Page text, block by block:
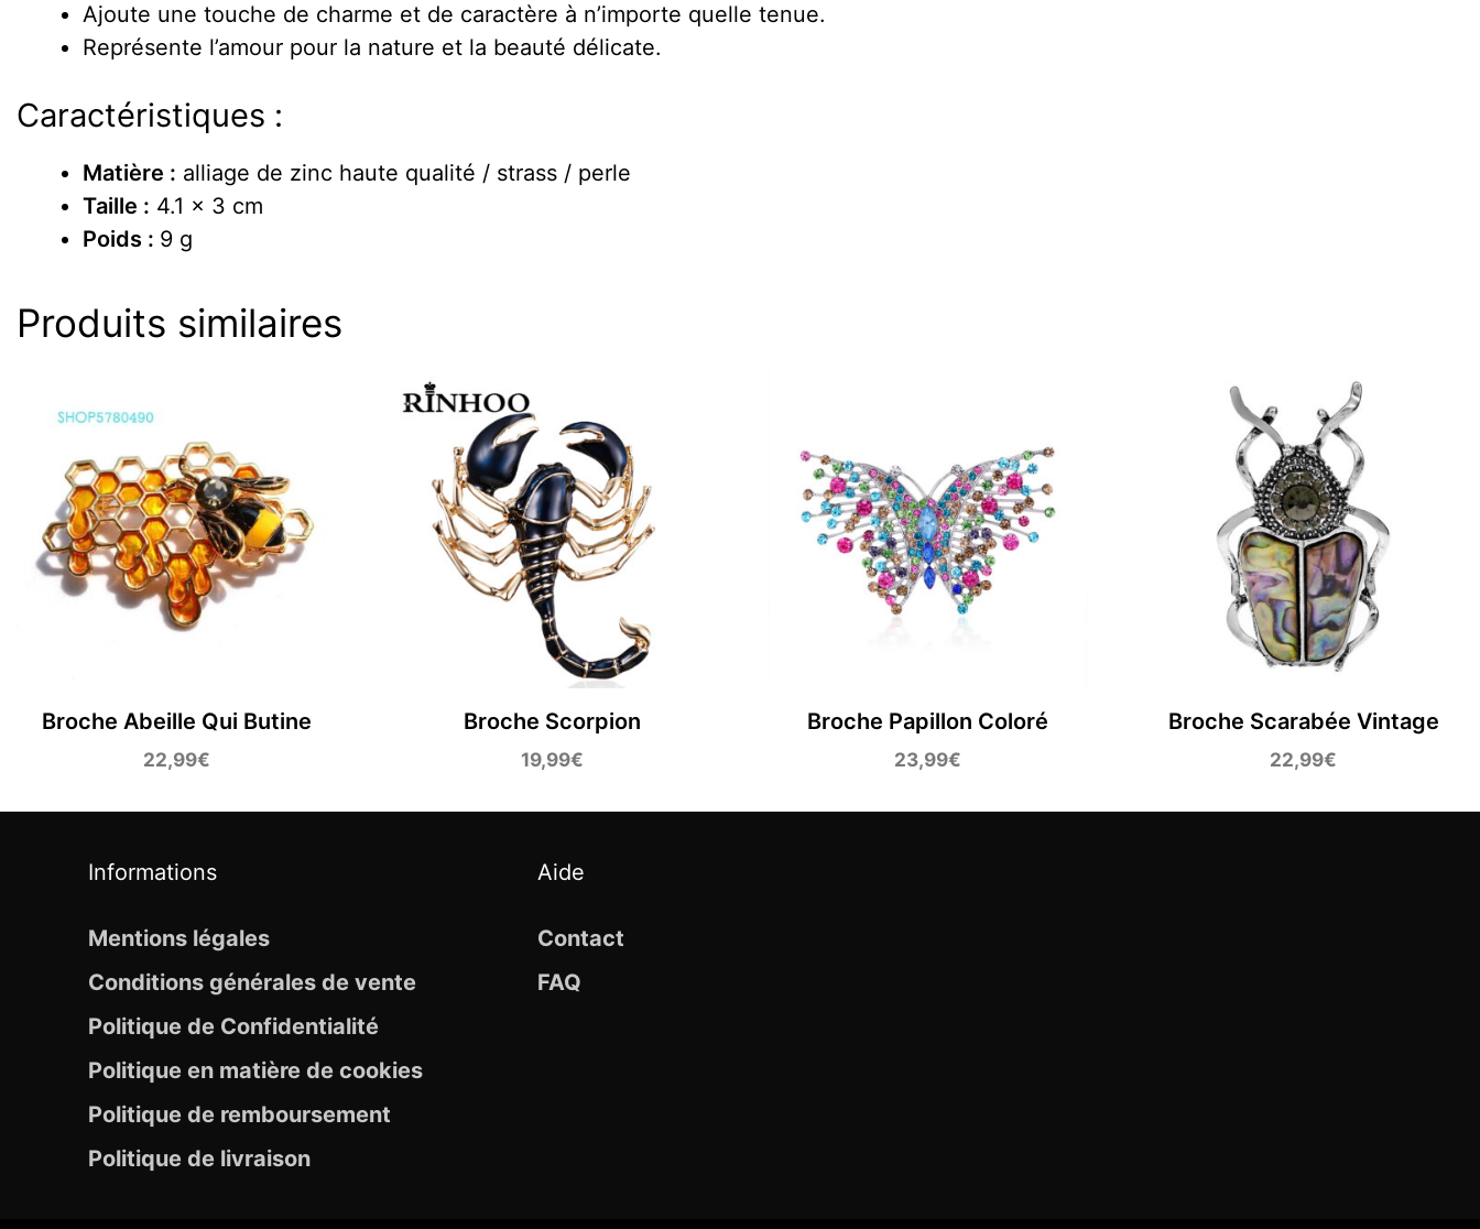
Ajoute une touche de charme et de caractère à n’importe quelle tenue.
Représente l’amour pour la nature et la beauté délicate.
Caractéristiques :
Matière : alliage de zinc haute qualité / strass / perle
Taille : 4.1 x 3 cm
Poids : 9 g
Produits similaires
Broche Abeille Qui Butine
22,99€
Broche Scorpion
19,99€
Broche Papillon Coloré
23,99€
Broche Scarabée Vintage
22,99€
Informations
Mentions légales
Conditions générales de vente
Politique de Confidentialité
Politique en matière de cookies
Politique de remboursement
Politique de livraison
Aide
Contact
FAQ